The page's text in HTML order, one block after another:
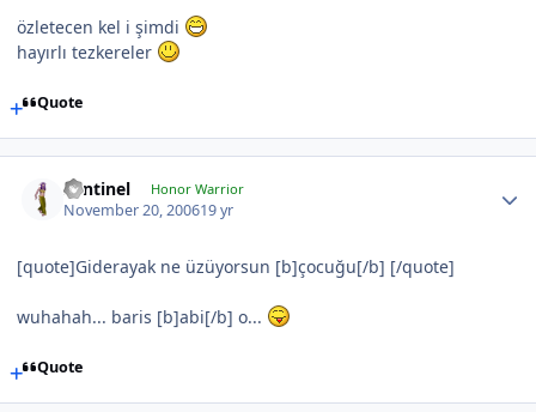
özletecen kel i şimdi
hayırlı tezkereler
Quote
Sentinel Honor Warrior
November 20, 200619 yr
[quote]Giderayak ne üzüyorsun [b]çocuğu[/b] [/quote]
wuhahah... baris [b]abi[/b] o...
Quote